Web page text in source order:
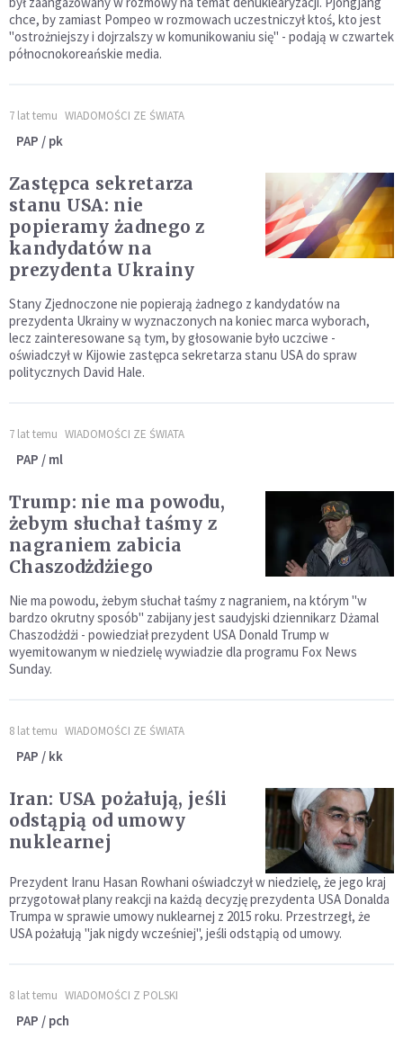
chce, by zamiast Pompeo w rozmowach uczestniczył ktoś, kto jest
"ostrożniejszy i dojrzalszy w komunikowaniu się" - podają w czwartek
północnokoreańskie media.
7 lat temu WIADOMOŚCI ZE ŚWIATA
PAP / pk
Zastępca sekretarza
stanu USA: nie
popieramy żadnego z
kandydatów na
prezydenta Ukrainy
Stany Zjednoczone nie popierają żadnego z kandydatów na
prezydenta Ukrainy w wyznaczonych na koniec marca wyborach,
lecz zainteresowane są tym, by głosowanie było uczciwe -
oświadczył w Kijowie zastępca sekretarza stanu USA do spraw
politycznych David Hale.
7 lat temu WIADOMOŚCI ZE ŚWIATA
PAP / ml
Trump: nie ma powodu,
żebym słuchał taśmy z
nagraniem zabicia
Chaszodżdżiego
Nie ma powodu, żebym słuchał taśmy z nagraniem, na którym "w
bardzo okrutny sposób" zabijany jest saudyjski dziennikarz Dżamal
Chaszodżdżi - powiedział prezydent USA Donald Trump w
wyemitowanym w niedzielę wywiadzie dla programu Fox News
Sunday.
8 lat temu WIADOMOŚCI ZE ŚWIATA
PAP / kk
Iran: USA pożałują, jeśli
odstąpią od umowy
nuklearnej
Prezydent Iranu Hasan Rowhani oświadczył w niedzielę, że jego kraj
przygotował plany reakcji na każdą decyzję prezydenta USA Donalda
Trumpa w sprawie umowy nuklearnej z 2015 roku. Przestrzegł, że
USA pożałują "jak nigdy wcześniej", jeśli odstąpią od umowy.
8 lat temu WIADOMOŚCI Z POLSKI
PAP / pch